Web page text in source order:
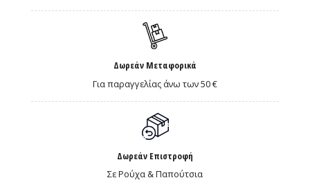
Δωρεάν Μεταφορικά
Για παραγγελίας άνω των 50 €
Δωρεάν Επιστροφή
Σε Ρούχα & Παπούτσια